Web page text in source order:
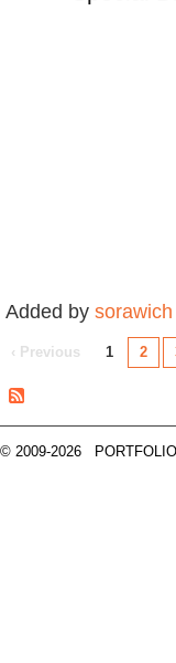
Added by sorawich
‹ Previous 1 2
© 2009-2026